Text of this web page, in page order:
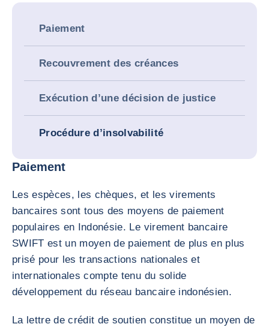
Paiement
Recouvrement des créances
Exécution d’une décision de justice
Procédure d’insolvabilité
Paiement
Les espèces, les chèques, et les virements
bancaires sont tous des moyens de paiement
populaires en Indonésie. Le virement bancaire
SWIFT est un moyen de paiement de plus en plus
prisé pour les transactions nationales et
internationales compte tenu du solide
développement du réseau bancaire indonésien.
La lettre de crédit de soutien constitue un moyen de